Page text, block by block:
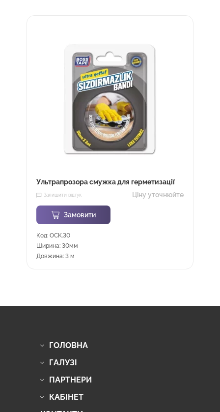
Ультрапрозора смужка для герметизації
Залишити відгук Ціну уточнюйте
Замовити
Код: OCK.30
Ширина: 30мм
Довжина: 3 м
ГОЛОВНА
ГАЛУЗІ
ПАРТНЕРИ
КАБІНЕТ